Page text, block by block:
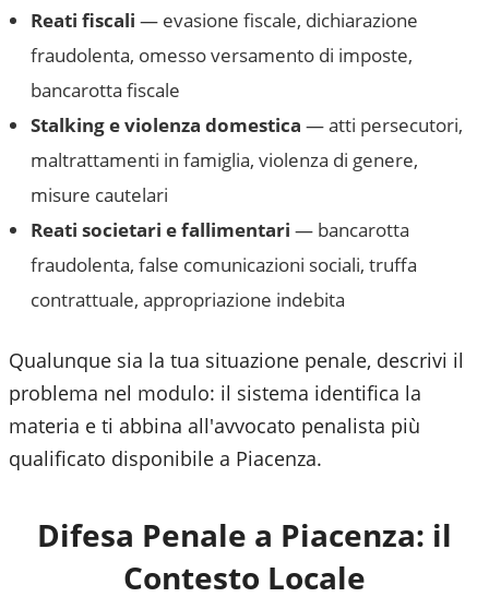
Reati fiscali — evasione fiscale, dichiarazione
fraudolenta, omesso versamento di imposte,
bancarotta fiscale
Stalking e violenza domestica — atti persecutori,
maltrattamenti in famiglia, violenza di genere,
misure cautelari
Reati societari e fallimentari — bancarotta
fraudolenta, false comunicazioni sociali, truffa
contrattuale, appropriazione indebita
Qualunque sia la tua situazione penale, descrivi il
problema nel modulo: il sistema identifica la
materia e ti abbina all'avvocato penalista più
qualificato disponibile a Piacenza.
Difesa Penale a Piacenza: il
Contesto Locale